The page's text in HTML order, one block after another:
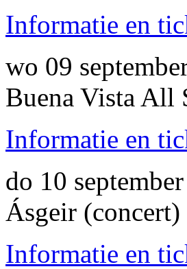
Informatie en
wo 09
Buena Vista All
Informatie en
do 10
Ásgeir (concert)
Informatie en